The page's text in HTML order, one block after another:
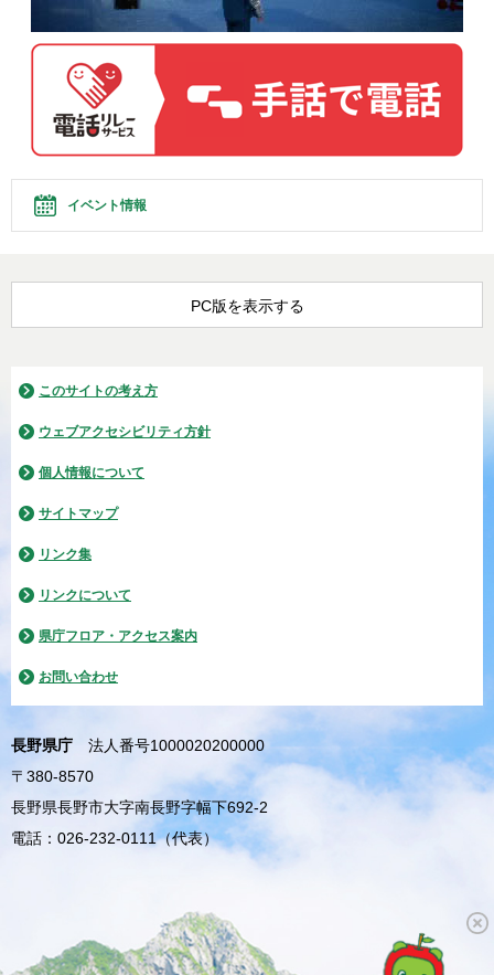
イベント情報
PC版を表示する
このサイトの考え方
ウェブアクセシビリティ方針
個人情報について
サイトマップ
リンク集
リンクについて
県庁フロア・アクセス案内
お問い合わせ
長野県庁
法人番号1000020200000
〒380-8570
長野県長野市大字南長野字幅下692-2
電話：026-232-0111（代表）